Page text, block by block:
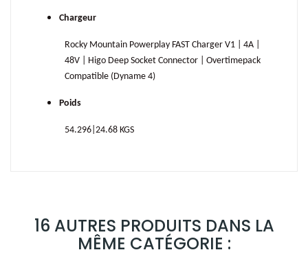
Chargeur
Rocky Mountain Powerplay FAST Charger V1 | 4A |
48V | Higo Deep Socket Connector | Overtimepack
Compatible (Dyname 4)
Poids
54.296|24.68 KGS
16 AUTRES PRODUITS DANS LA
MÊME CATÉGORIE :